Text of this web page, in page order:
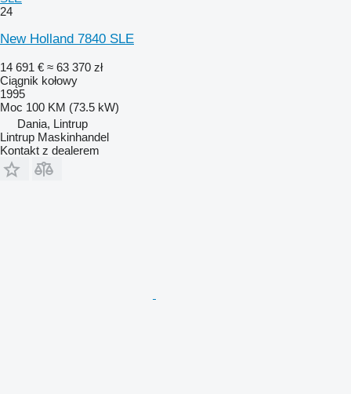
24
New Holland 7840 SLE
14 691 € ≈ 63 370 zł
Ciągnik kołowy
1995
Moc 100 KM (73.5 kW)
Dania, Lintrup
Lintrup Maskinhandel
Kontakt z dealerem